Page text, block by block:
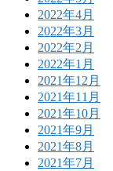
2022年4月
2022年3月
2022年2月
2022年1月
2021年12月
2021年11月
2021年10月
2021年9月
2021年8月
2021年7月